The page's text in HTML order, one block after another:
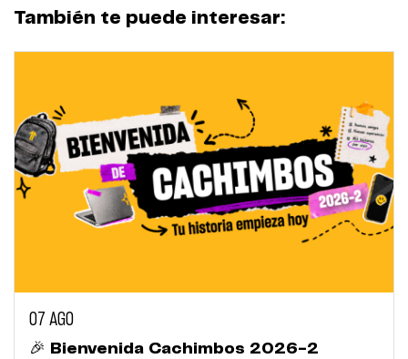
También te puede interesar:
07 AGO
🎉 Bienvenida Cachimbos 2026-2